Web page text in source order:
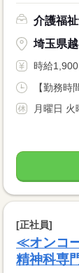
介護福
埼玉県
時給1,900
【勤務
月曜日
[正社員]
≪オンコ
精神科専